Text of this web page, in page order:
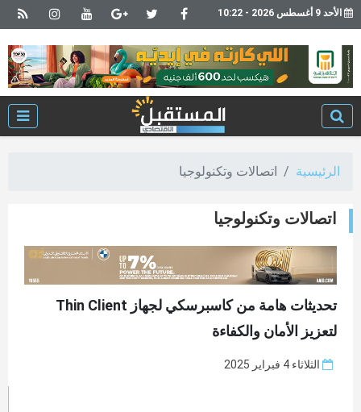
الأحد 9 أغسطس 2026 - 10:22
الرئيسية اتصالات وتكنولوجيا
اتصالات وتكنولوجيا
تحديثات هامة من كاسبرسكي لجهاز Thin Client
لتعزيز الأمان والكفاءة
الثلاثاء 4 فبراير 2025